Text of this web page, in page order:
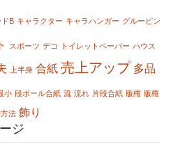
ドB キャラクター キャラハンガー グルーピン
スポーツ デコ トイレットペーパー ハウス
上半身 合紙 売上アップ 多品
小 段ボール合紙 流 流れ 片段合紙 版権 版権
方法 飾り
ジ